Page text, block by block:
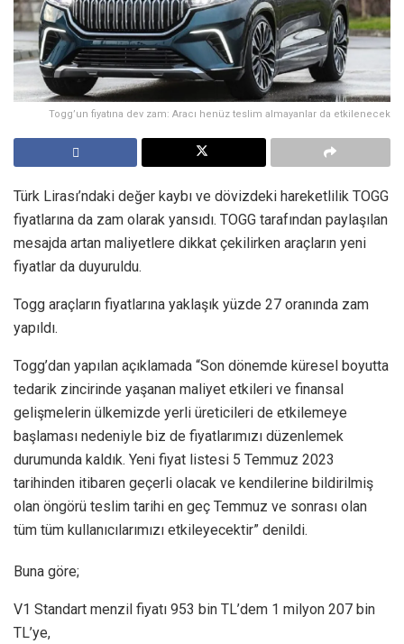
Togg’un fiyatına dev zam: Aracı henüz teslim almayanlar da etkilenecek
Türk Lirası’ndaki değer kaybı ve dövizdeki hareketlilik TOGG
fiyatlarına da zam olarak yansıdı. TOGG tarafından paylaşılan
mesajda artan maliyetlere dikkat çekilirken araçların yeni
fiyatlar da duyuruldu.
Togg araçların fiyatlarına yaklaşık yüzde 27 oranında zam
yapıldı.
Togg’dan yapılan açıklamada “Son dönemde küresel boyutta
tedarik zincirinde yaşanan maliyet etkileri ve finansal
gelişmelerin ülkemizde yerli üreticileri de etkilemeye
başlaması nedeniyle biz de fiyatlarımızı düzenlemek
durumunda kaldık. Yeni fiyat listesi 5 Temmuz 2023
tarihinden itibaren geçerli olacak ve kendilerine bildirilmiş
olan öngörü teslim tarihi en geç Temmuz ve sonrası olan
tüm tüm kullanıcılarımızı etkileyecektir” denildi.
Buna göre;
V1 Standart menzil fiyatı 953 bin TL’dem 1 milyon 207 bin
TL’ye,